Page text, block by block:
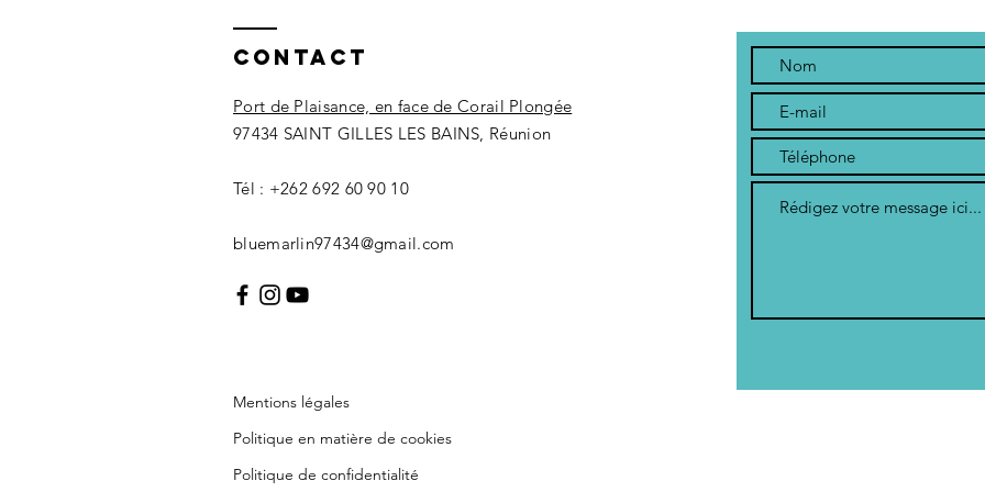
Contact
Port de Plaisance, en face de Corail Plongée
97434 SAINT GILLES LES BAINS, Réunion
Tél : +262 692 60 90 10
bluemarlin97434@gmail.com
Mentions légales
Politique en matière de cookies
Politique de confidentialité